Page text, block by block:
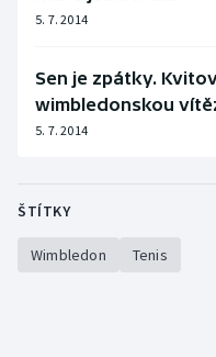
Sportovní střelba
Stolní tenis
Triatlon
5. 7. 2014
Sen je zpátky.
wimbledonskou
5. 7. 2014
ŠTÍTKY
Wimbledon Tenis